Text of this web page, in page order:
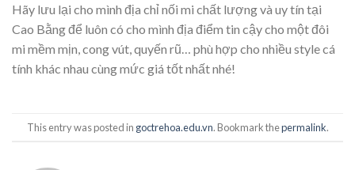
Hãy lưu lại cho mình địa chỉ nối mi chất lượng và uy tín tại
Cao Bằng để luôn có cho mình địa điểm tin cậy cho một đôi
mi mềm mịn, cong vút, quyến rũ… phù hợp cho nhiều style cá
tính khác nhau cùng mức giá tốt nhất nhé!
This entry was posted in goctrehoa.edu.vn. Bookmark thepermalink.